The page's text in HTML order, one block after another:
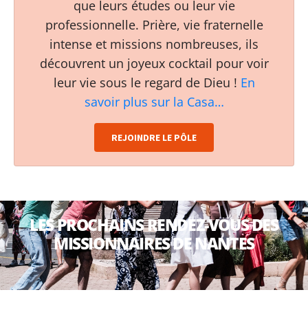
que leurs études ou leur vie
professionnelle. Prière, vie fraternelle
intense et missions nombreuses, ils
découvrent un joyeux cocktail pour voir
leur vie sous le regard de Dieu ! En
savoir plus sur la Casa…
REJOINDRE LE PÔLE
LES PROCHAINS RENDEZ-VOUS DES
MISSIONNAIRES DE NANTES